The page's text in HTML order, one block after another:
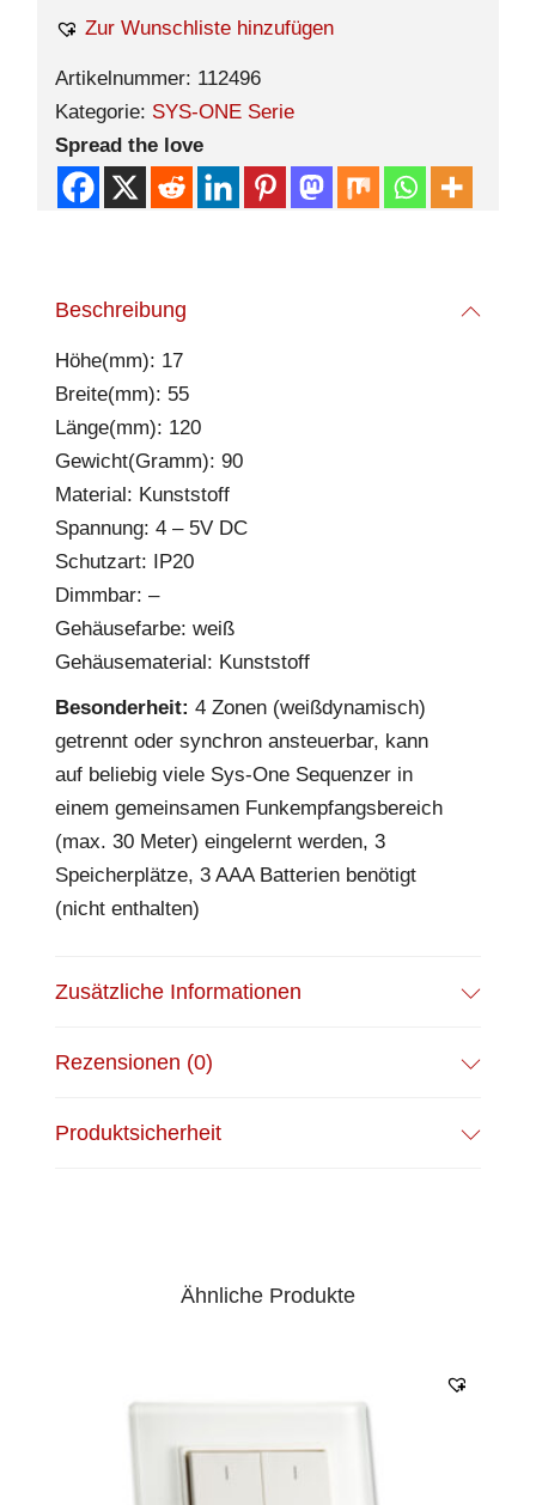
Zur Wunschliste hinzufügen
Artikelnummer: 112496
Kategorie: SYS-ONE Serie
Spread the love
Beschreibung
Höhe(mm): 17
Breite(mm): 55
Länge(mm): 120
Gewicht(Gramm): 90
Material: Kunststoff
Spannung: 4 – 5V DC
Schutzart: IP20
Dimmbar: –
Gehäusefarbe: weiß
Gehäusematerial: Kunststoff
Besonderheit: 4 Zonen (weißdynamisch)
getrennt oder synchron ansteuerbar, kann
auf beliebig viele Sys-One Sequenzer in
einem gemeinsamen Funkempfangsbereich
(max. 30 Meter) eingelernt werden, 3
Speicherplätze, 3 AAA Batterien benötigt
(nicht enthalten)
Zusätzliche Informationen
Rezensionen (0)
Produktsicherheit
Ähnliche Produkte